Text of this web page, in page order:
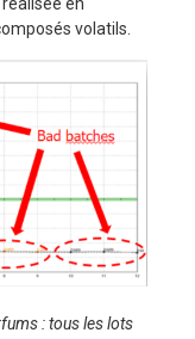
volatils.
: tous les lots